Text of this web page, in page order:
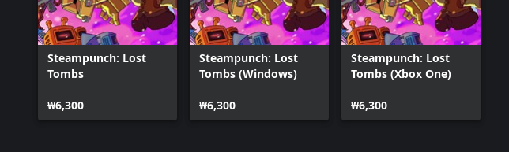
Steampunch: Lost
Tombs
₩6,300
Steampunch: Lost
Tombs (Windows)
₩6,300
Steampunch: Lost
Tombs (Xbox One)
₩6,300